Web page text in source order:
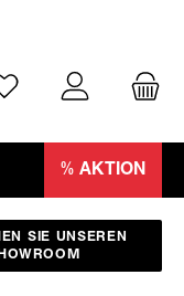
Du hast 0 Produkte
% AKTION
SIE UNSEREN